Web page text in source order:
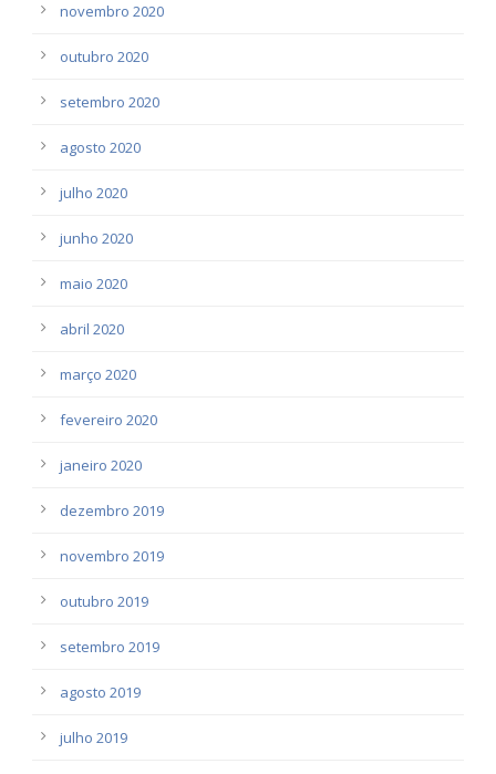
novembro 2020
outubro 2020
setembro 2020
agosto 2020
julho 2020
junho 2020
maio 2020
abril 2020
março 2020
fevereiro 2020
janeiro 2020
dezembro 2019
novembro 2019
outubro 2019
setembro 2019
agosto 2019
julho 2019